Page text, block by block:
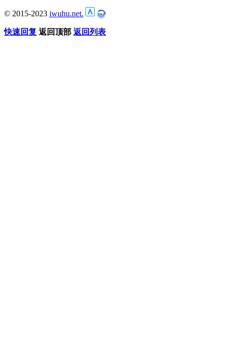
© 2015-2023 iwuhu.net.
快速回复 返回顶部 返回列表